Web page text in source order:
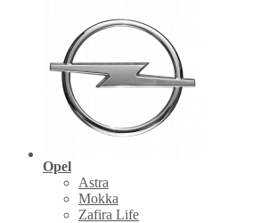
Opel
Astra
Mokka
Zafira Life